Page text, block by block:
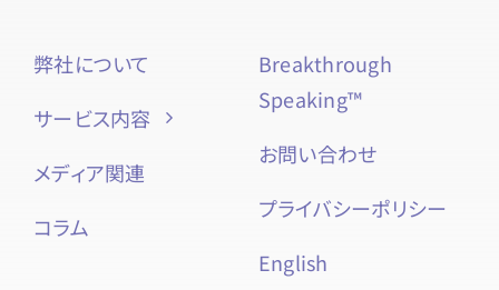
弊社について
サービス内容
メディア関連
コラム
Breakthrough
Speaking™
お問い合わせ
プライバシーポリシー
English